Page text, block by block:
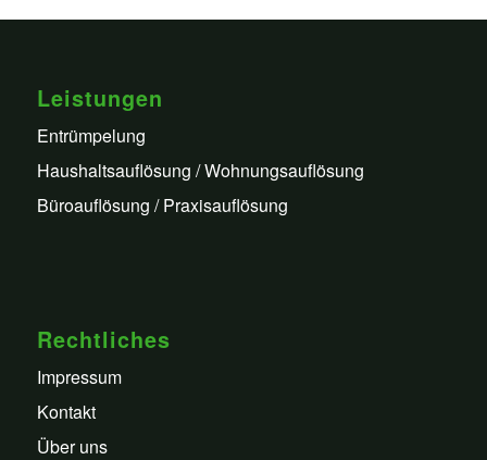
Leistungen
Entrümpelung
Haushaltsauflösung / Wohnungsauflösung
Büroauflösung / Praxisauflösung
Rechtliches
Impressum
Kontakt
Über uns